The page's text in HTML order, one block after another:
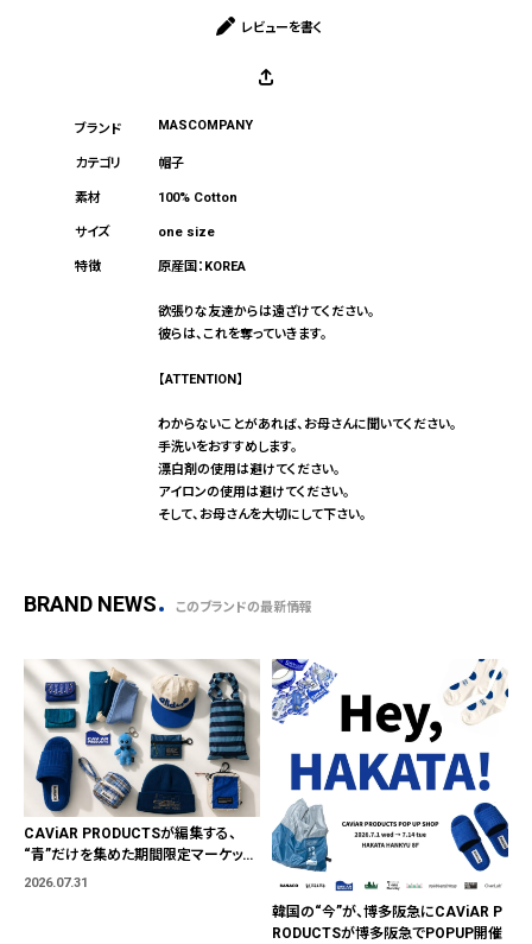
レビューを書く
MASCOMPANY
帽子
100% Cotton
one size
原産国：KOREA
欲張りな友達からは遠ざけてください。
彼らは、これを奪っていきます。
【ATTENTION】
わからないことがあれば、お母さんに聞いてください。
手洗いをおすすめします。
漂白剤の使用は避けてください。
アイロンの使用は避けてください。
そして、お母さんを大切にして下さい。
BRAND NEWS このブランドの最新情報
CAViAR PRODUCTSが編集する、
“青”だけを集めた期間限定マーケット
「BLUE MARKET」が横浜に。ブランド
2026.07.31
韓国の“今”が、博多阪急にCAViAR P
RODUCTSが博多阪急でPOPUP開催